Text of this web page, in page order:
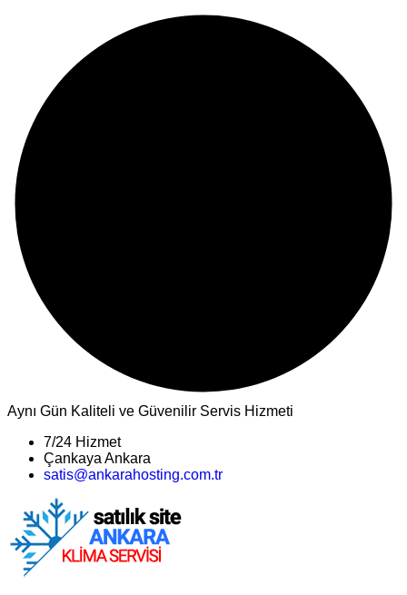
Aynı Gün Kaliteli ve Güvenilir Servis Hizmeti
7/24 Hizmet
Çankaya Ankara
satis@ankarahosting.com.tr